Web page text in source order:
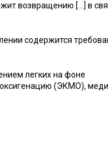
возвращению […] в
содержится
легких на фоне
(ЭКМО),